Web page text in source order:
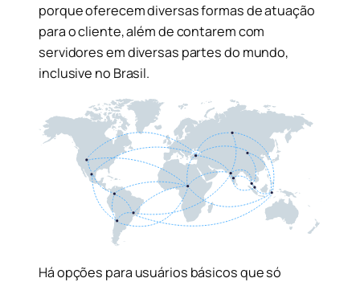
porque oferecem diversas formas de atuação
para o cliente, além de contarem com
servidores em diversas partes do mundo,
inclusive no Brasil.
Há opções para usuários básicos que só